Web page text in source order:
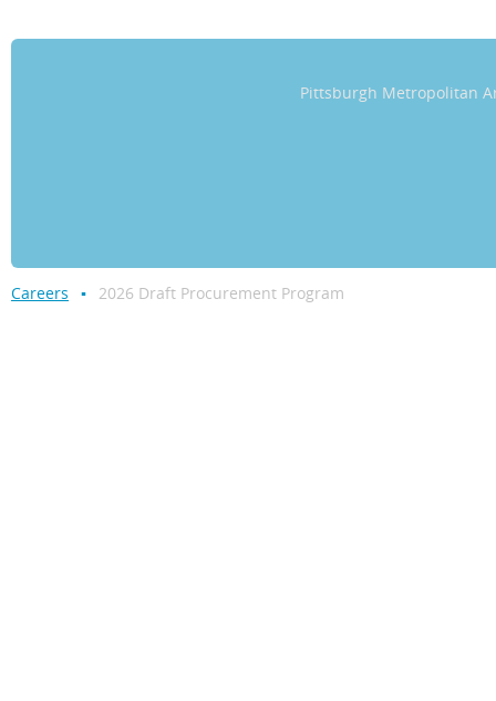
Pittsburgh Metropolitan
Careers 2026 Draft Procurement Program